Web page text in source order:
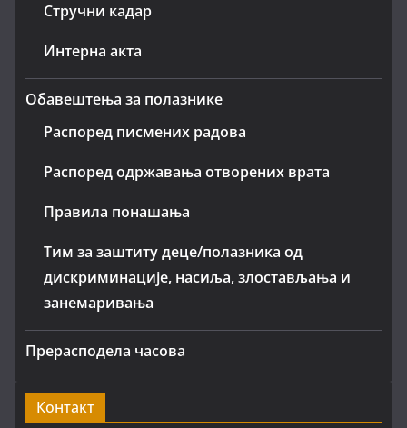
Стручни кадар
Интерна акта
Обавештења за полазнике
Распоред писмених радова
Распоред одржавања отворених врата
Правила понашања
Тим за заштиту деце/полазника од
дискриминације, насиља, злостављања и
занемаривања
Прерасподела часова
Контакт